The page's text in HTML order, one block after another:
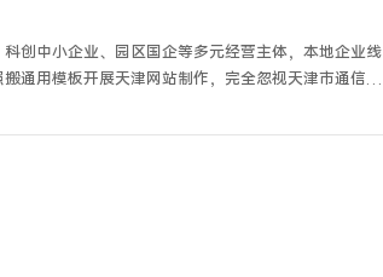
创中小企业、园区国企等多元经营主体，本地企业线
通用模板开展天津网站制作，完全忽视天津市通信管
线上端口等一系列长期整改难题。深耕天津本地网站
网信全时段内容监测、本地产业场景定制开发，整套
开发、服务器部署全流程，绝非简单修改文字图片的